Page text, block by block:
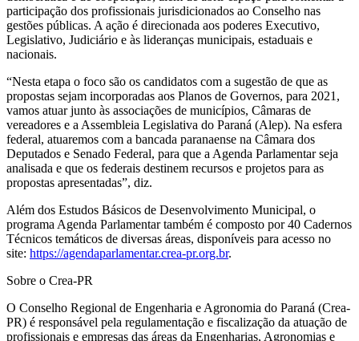
participação dos profissionais jurisdicionados ao Conselho nas
gestões públicas. A ação é direcionada aos poderes Executivo,
Legislativo, Judiciário e às lideranças municipais, estaduais e
nacionais.
“Nesta etapa o foco são os candidatos com a sugestão de que as
propostas sejam incorporadas aos Planos de Governos, para 2021,
vamos atuar junto às associações de municípios, Câmaras de
vereadores e a Assembleia Legislativa do Paraná (Alep). Na esfera
federal, atuaremos com a bancada paranaense na Câmara dos
Deputados e Senado Federal, para que a Agenda Parlamentar seja
analisada e que os federais destinem recursos e projetos para as
propostas apresentadas”, diz.
Além dos Estudos Básicos de Desenvolvimento Municipal, o
programa Agenda Parlamentar também é composto por 40 Cadernos
Técnicos temáticos de diversas áreas, disponíveis para acesso no
site: https://agendaparlamentar.crea-pr.org.br.
Sobre o Crea-PR
O Conselho Regional de Engenharia e Agronomia do Paraná (Crea-
PR) é responsável pela regulamentação e fiscalização da atuação de
profissionais e empresas das áreas da Engenharias, Agronomias e